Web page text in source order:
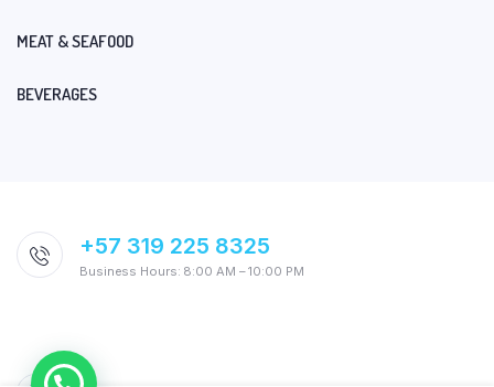
MEAT & SEAFOOD
BEVERAGES
+57 319 225 8325
Business Hours: 8:00 AM – 10:00 PM